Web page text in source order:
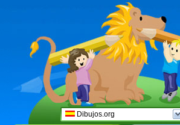
Dibujos.org